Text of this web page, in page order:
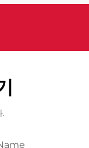
.